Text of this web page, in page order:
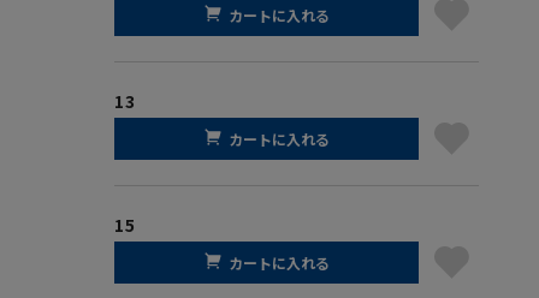
カートに入れる
13
カートに入れる
15
カートに入れる